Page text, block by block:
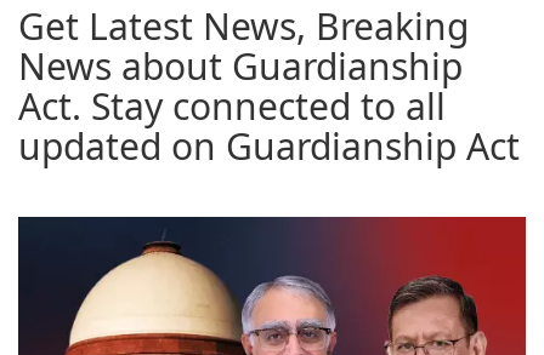
Get Latest News, Breaking
News about Guardianship
Act. Stay connected to all
updated on Guardianship Act